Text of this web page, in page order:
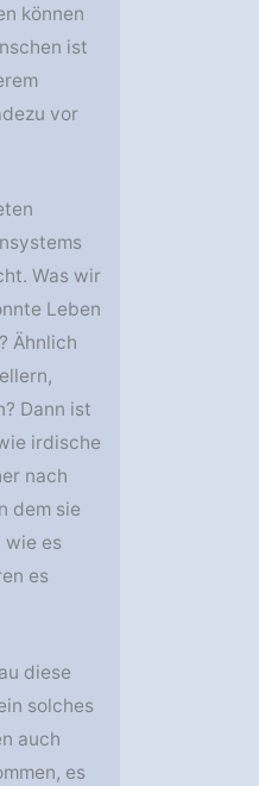
können
ist
vor
Was wir
Leben
Ähnlich
Dann ist
irdische
nach
dem sie
wie es
es
diese
solches
auch
es